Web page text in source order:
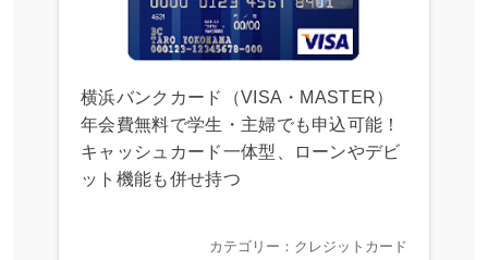
横浜バンクカード（VISA・MASTER）
年会費無料で学生・主婦でも申込可能！
キャッシュカード一体型、ローンやデビ
ット機能も併せ持つ
カテゴリー：クレジットカード